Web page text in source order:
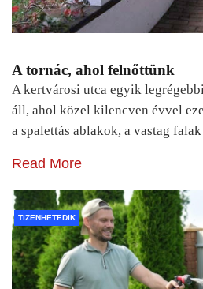
A tornác, ahol felnőttünk
A kertvárosi utca egyik
áll, ahol közel kilencven évvel
a spalettás ablakok, a vastag
Read More
TIZENHETEDIK